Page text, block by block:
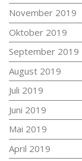
November 2019
Oktober 2019
September 2019
August 2019
Juli 2019
Juni 2019
Mai 2019
April 2019